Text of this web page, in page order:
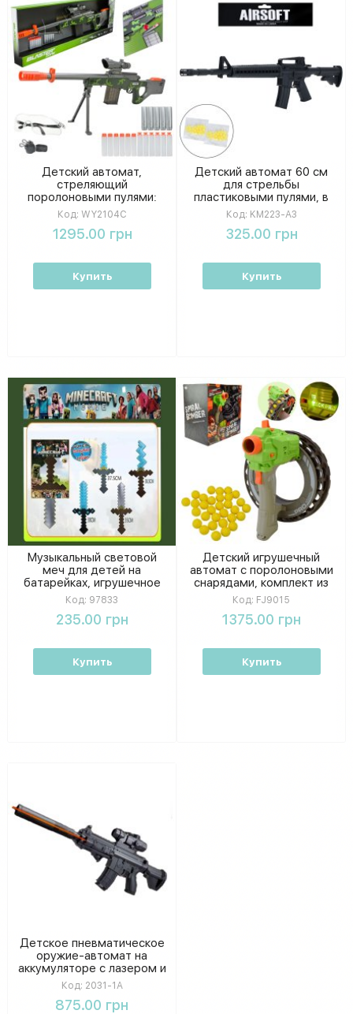
Детский автомат,
стреляющий
поролоновыми пулями:
большое игрушечное
оружие с мягкими
патронами, в коробке
Код: WY2104C
1295.00 грн
Купить
Детский автомат 60 см
для стрельбы
пластиковыми пулями, в
пакете 63-18-4 см
Код: KM223-A3
325.00 грн
Купить
Музыкальный световой
меч для детей на
батарейках, игрушечное
оружие средней длины 37
см, на планшетке
Код: 97833
235.00 грн
Купить
Детский игрушечный
автомат с поролоновыми
снарядами, комплект из
32 снарядов, упаковка
27,5×29×18,5 см
Код: FJ9015
1375.00 грн
Купить
Детское пневматическое
оружие-автомат на
аккумуляторе с лазером и
пулями, размер упаковки
33,5 см
Код: 2031-1A
875.00 грн